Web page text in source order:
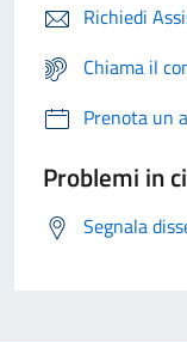
Richiedi
Chiama il
Prenota un
Problemi in
Segnala